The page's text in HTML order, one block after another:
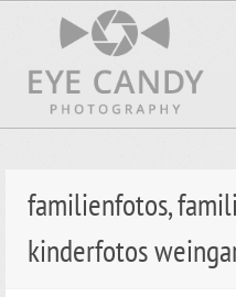
familienfotos,
kinderfotos